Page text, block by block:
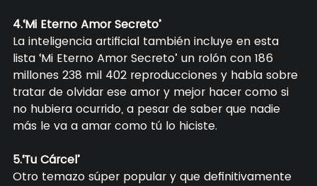
4.‘Mi Eterno Amor Secreto’
La inteligencia artificial también incluye en esta
lista ‘Mi Eterno Amor Secreto’ un rolón con 186
millones 238 mil 402 reproducciones y habla sobre
tratar de olvidar ese amor y mejor hacer como si
no hubiera ocurrido, a pesar de saber que nadie
más le va a amar como tú lo hiciste.
5.‘Tu Cárcel’
Otro temazo súper popular y que definitivamente